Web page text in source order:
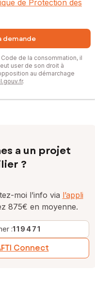
de Protection des
demande
de la consommation, il
user de son droit à
au démarchage
.
a un projet
?
moi l’info via l’appli
875€ en moyenne.
:119471
Connect